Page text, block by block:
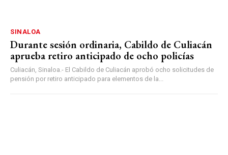
SINALOA
Durante sesión ordinaria, Cabildo de Culiacán
aprueba retiro anticipado de ocho policías
Culiacán, Sinaloa.- El Cabildo de Culiacán aprobó ocho solicitudes de
pensión por retiro anticipado para elementos de la...